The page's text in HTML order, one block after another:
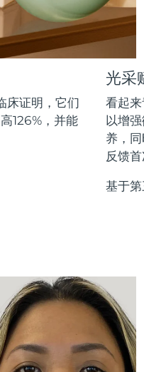
床证明，它们
126%，并能
光采
看起
以增
养，
反馈
基于
hair removal
Prep Gel
gel
serum
Solution
gel
massager
treatment
Set
& 18% PAP gel
预计送达日期8/11/26
预计送达日期8/10/26
8/11/26
预计送达日期 8/8/26
8/10/26
预计送达日期8/13/26
预计送达日期8/15/26
预计送达日期8/12/26